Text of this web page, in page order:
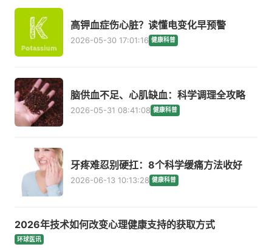
高钾血症伤心脏？读懂电变化早预警
2026-05-30 17:01:16 健康科普
脑供血不足、心肌缺血：科学调理全攻略
2026-05-31 08:41:08 健康科普
牙疼难忍别硬扛：8个科学缓痛方法收好
2026-06-13 10:13:28 健康科普
2026年技术如何改变心理健康支持的获取方式
环球医讯